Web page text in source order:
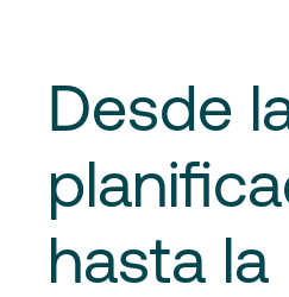
Desde
hasta la